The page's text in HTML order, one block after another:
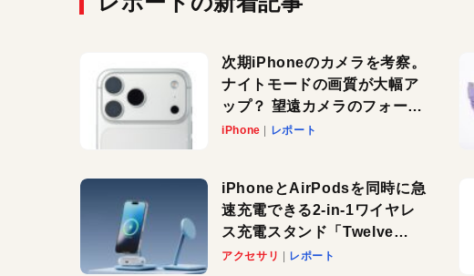
次期iPhoneのカメラを考察。
ナイトモードの画質が大幅ア
ップ？ 望遠カメラのフォーカ
スがさらにシャープに？
iPhone レポート
iPhoneとAirPodsを同時に急
速充電できる2-in-1ワイヤレ
ス充電スタンド「Twelve
South HiRise 2 Deluxe」が
アクセサリ レポート